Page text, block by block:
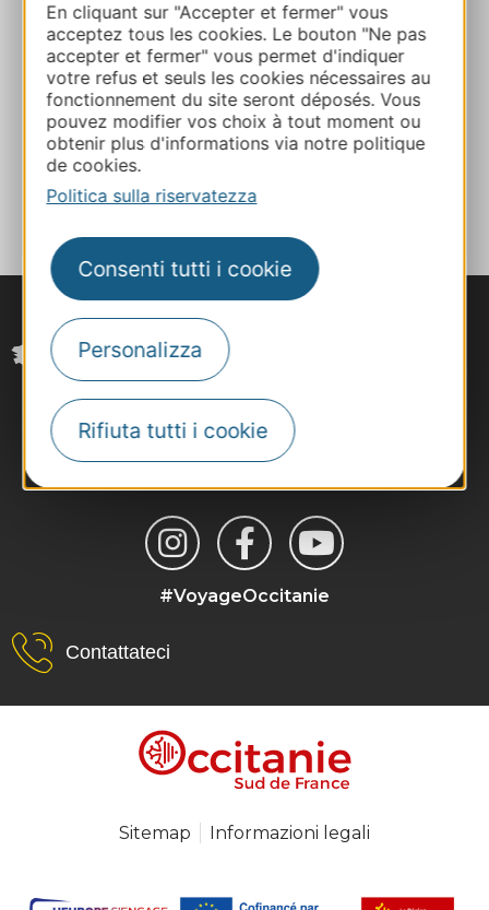
En cliquant sur "Accepter et fermer" vous
acceptez tous les cookies. Le bouton "Ne pas
accepter et fermer" vous permet d'indiquer
votre refus et seuls les cookies nécessaires au
fonctionnement du site seront déposés. Vous
pouvez modifier vos choix à tout moment ou
obtenir plus d'informations via notre politique
de cookies.
Politica sulla riservatezza
Consenti tutti i cookie
Personalizza
Rifiuta tutti i cookie
Calcola il tuo percorso
06 38 33 00 71
AGGIUNGI
AL TACCUINO
#VoyageOccitanie
Contattateci
Sitemap Informazioni legali